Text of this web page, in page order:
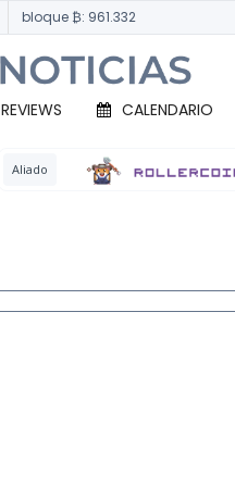
bloque ₿: 961.332
REVIEWS CALENDARIO
BTC